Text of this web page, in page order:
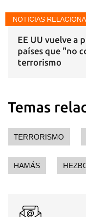
NOTICIAS
EE UU vuelve a
países que "no
terrorismo
Temas
TERRORISMO
HAMÁS